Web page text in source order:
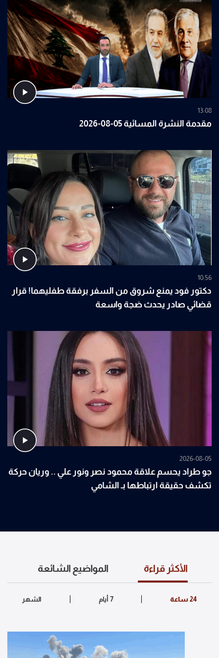
13:08
مقدمة النشرة المسائية 05-08-2026
10:56
دكتور فود يمنع شروق من السفر برفقة طفليهما! قرار
قضائي صادر يحدث ضجة واسعة
2026-08-05
جو طراد يحسم علاقة محمود نصر ونور علي .. وريان حركة
تكشف حقيقة ارتباطها بـ الشامي
الأكثر قراءة المواضيع الشائعة